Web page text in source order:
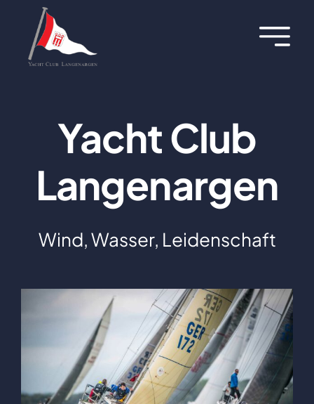
springen
Regatten
Hafen
Jugend
Clubboote
Clubhaus
Yacht Club
Langenargen
Wind, Wasser, Leidenschaft